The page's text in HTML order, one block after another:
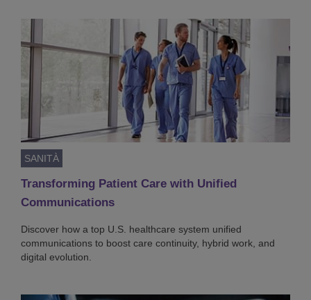
SANITÀ
Transforming Patient Care with Unified
Communications
Discover how a top U.S. healthcare system unified
communications to boost care continuity, hybrid work, and
digital evolution.